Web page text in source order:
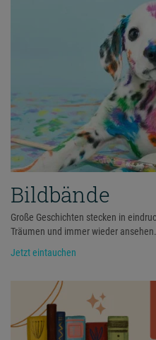
Bildbände
Große Geschichten stecken in
Träumen und immer wieder ansehen.
Jetzt eintauchen